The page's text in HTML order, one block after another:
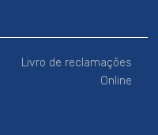
Livro de reclamações
Online